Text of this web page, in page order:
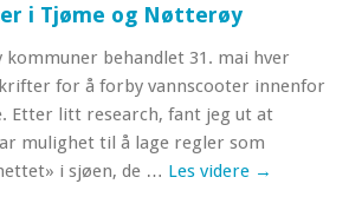
i Tjøme og Nøtterøy
behandlet 31. mai hver
for å forby vannscooter innenfor
Etter litt research, fant jeg ut at
mulighet til å lage regler som
i sjøen, de … Les videre →